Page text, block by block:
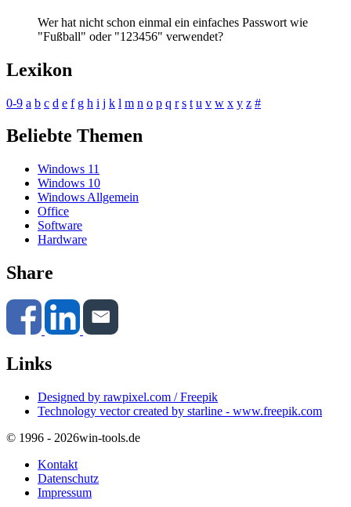
Wer hat nicht schon einmal ein einfaches Passwort wie
"Fußball" oder "123456" verwendet?
Lexikon
0-9 a b c d e f g h i j k l m n o p q r s t u v w x y z #
Beliebte Themen
Windows 11
Windows 10
Windows Allgemein
Office
Software
Hardware
Share
Links
Designed by rawpixel.com / Freepik
Technology vector created by starline - www.freepik.com
© 1996 - 2026win-tools.de
Kontakt
Datenschutz
Impressum